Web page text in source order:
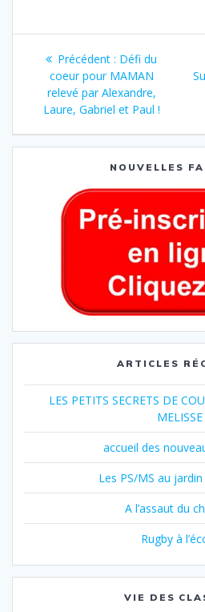
Précédent : Défi du
coeur pour MAMAN
relevé par Alexandre,
Laure, Gabriel et Paul !
NOUVELLES
ARTICLES
LES PETITS SECRETS DE
MELISSE
accueil des
Les PS/MS au
A l’assaut du
Rugby à
VIE DES